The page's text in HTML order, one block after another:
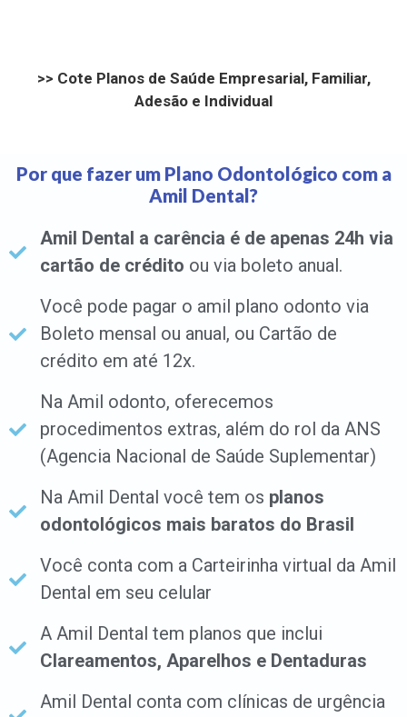
>> Cote Planos de Saúde Empresarial, Familiar,
Adesão e Individual
Por que fazer um Plano Odontológico com a
Amil Dental?
Amil Dental a carência é de apenas 24h via
cartão de crédito ou via boleto anual.
Você pode pagar o amil plano odonto via
Boleto mensal ou anual, ou Cartão de
crédito em até 12x.
Na Amil odonto, oferecemos
procedimentos extras, além do rol da ANS
(Agencia Nacional de Saúde Suplementar)
Na Amil Dental você tem os planos
odontológicos mais baratos do Brasil
Você conta com a Carteirinha virtual da Amil
Dental em seu celular
A Amil Dental tem planos que inclui
Clareamentos, Aparelhos e Dentaduras
Amil Dental conta com clínicas de urgência